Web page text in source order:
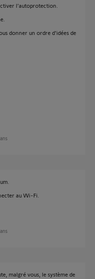
l'autoprotection.
donner un ordre d'idées de
au Wi-Fi.
malgré vous, le système de